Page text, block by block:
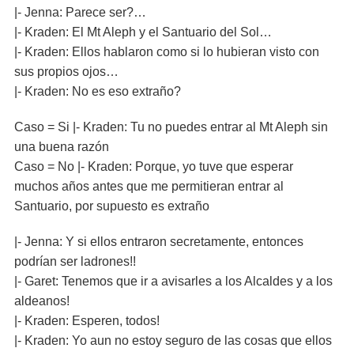
|- Jenna: Parece ser?…
|- Kraden: El Mt Aleph y el Santuario del Sol…
|- Kraden: Ellos hablaron como si lo hubieran visto con
sus propios ojos…
|- Kraden: No es eso extraño?
Caso = Si |- Kraden: Tu no puedes entrar al Mt Aleph sin
una buena razón
Caso = No |- Kraden: Porque, yo tuve que esperar
muchos años antes que me permitieran entrar al
Santuario, por supuesto es extraño
|- Jenna: Y si ellos entraron secretamente, entonces
podrían ser ladrones!!
|- Garet: Tenemos que ir a avisarles a los Alcaldes y a los
aldeanos!
|- Kraden: Esperen, todos!
|- Kraden: Yo aun no estoy seguro de las cosas que ellos